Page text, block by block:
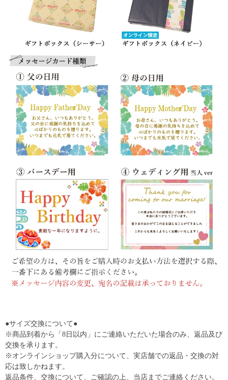
●サイズ交換について●
※商品到着から「8日以内」にご連絡いただいた場合のみ、返品及び
交換を承ります。
※オンラインショップ購入分について、実店舗での返品・交換の対
応は致しかねます。
返品条件、交換について、ご確認の上、当店までご連絡ください。